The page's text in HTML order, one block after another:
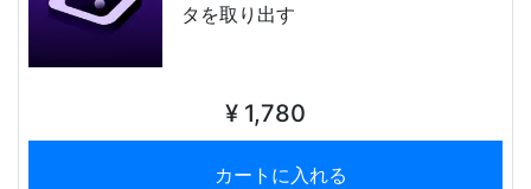
タを取り出す
¥ 1,780
カートに入れる